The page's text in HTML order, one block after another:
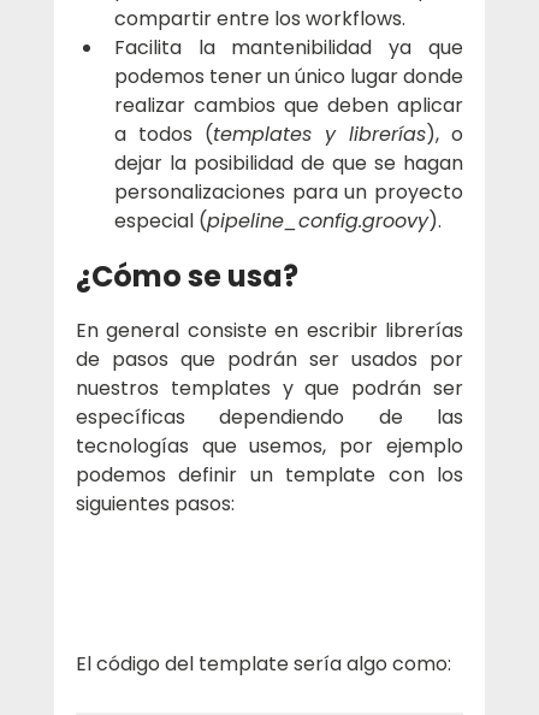
compartir entre los workflows.
Facilita la mantenibilidad ya que
podemos tener un único lugar donde
realizar cambios que deben aplicar
a todos (templates y librerías), o
dejar la posibilidad de que se hagan
personalizaciones para un proyecto
especial (pipeline_config.groovy).
¿Cómo se usa?
En general consiste en escribir librerías
de pasos que podrán ser usados por
nuestros templates y que podrán ser
específicas dependiendo de las
tecnologías que usemos, por ejemplo
podemos definir un template con los
siguientes pasos:
El código del template sería algo como: